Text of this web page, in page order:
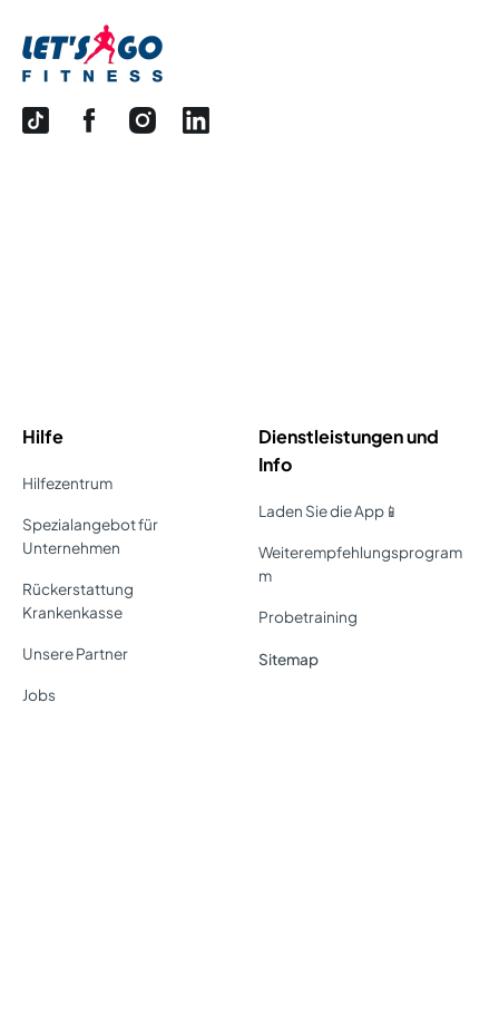
Hilfe
Hilfezentrum
Spezialangebot für
Unternehmen
Rückerstattung
Krankenkasse
Unsere Partner
Jobs
Dienstleistungen und
Info
Laden Sie die App📱
Weiterempfehlungsprogram
m
Probetraining
Sitemap